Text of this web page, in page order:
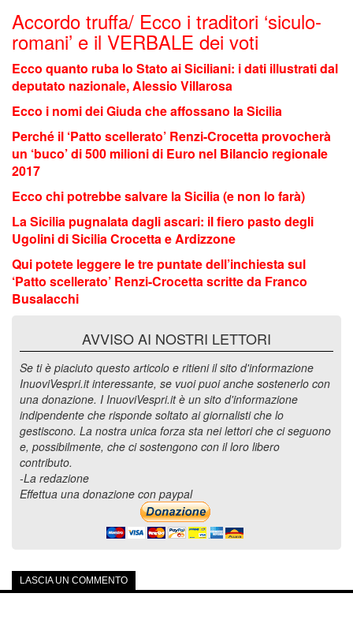
Accordo truffa/ Ecco i traditori ‘siculo-
romani’ e il VERBALE dei voti
Ecco quanto ruba lo Stato ai Siciliani: i dati illustrati dal
deputato nazionale, Alessio Villarosa
Ecco i nomi dei Giuda che affossano la Sicilia
Perché il ‘Patto scellerato’ Renzi-Crocetta provocherà
un ‘buco’ di 500 milioni di Euro nel Bilancio regionale
2017
Ecco chi potrebbe salvare la Sicilia (e non lo farà)
La Sicilia pugnalata dagli ascari: il fiero pasto degli
Ugolini di Sicilia Crocetta e Ardizzone
Qui potete leggere le tre puntate dell’inchiesta sul
‘Patto scellerato’ Renzi-Crocetta scritte da Franco
Busalacchi
AVVISO AI NOSTRI LETTORI
Se ti è piaciuto questo articolo e ritieni il sito d'informazione
InuoviVespri.it interessante, se vuoi puoi anche sostenerlo con
una donazione. I InuoviVespri.it è un sito d'informazione
indipendente che risponde soltato ai giornalisti che lo
gestiscono. La nostra unica forza sta nei lettori che ci seguono
e, possibilmente, che ci sostengono con il loro libero
contributo.
-La redazione
Effettua una donazione con paypal
LASCIA UN COMMENTO